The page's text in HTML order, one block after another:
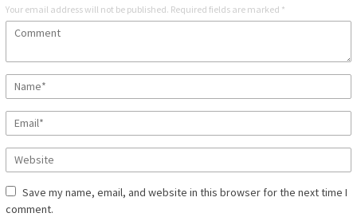
Your email address will not be published. Required fields are marked *
Save my name, email, and website in this browser for the next time I
comment.